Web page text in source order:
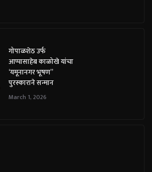
गोपाळशेठ उर्फ
आप्पासाहेब काळोखे यांचा
‘यमूनानगर भूषण”
पुरस्काराने सन्मान
March 1, 2026